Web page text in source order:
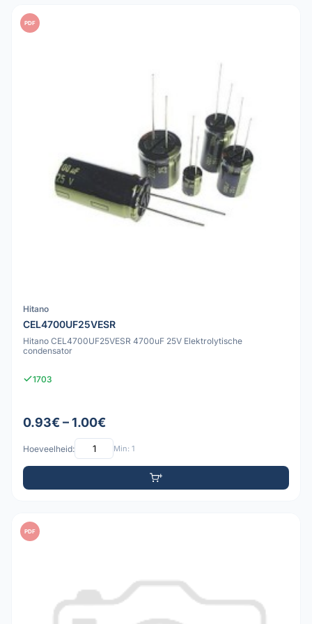
PDF
Hitano
CEL4700UF25VESR
Hitano CEL4700UF25VESR 4700uF 25V Elektrolytische
condensator
1703
0.93€ – 1.00€
Hoeveelheid: Min: 1
PDF